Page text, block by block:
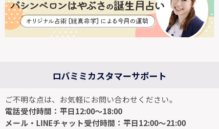
ロバミミカスタマーサポート
ご不明な点は、お気軽にお問い合わせください。
電話受付時間：平日12:00～18:00
メール・LINEチャット受付時間：平日12:00～21:00